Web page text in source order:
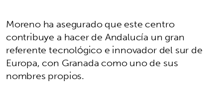
Moreno ha asegurado que este centro
contribuye a hacer de Andalucía un gran
referente tecnológico e innovador del sur de
Europa, con Granada como uno de sus
nombres propios.